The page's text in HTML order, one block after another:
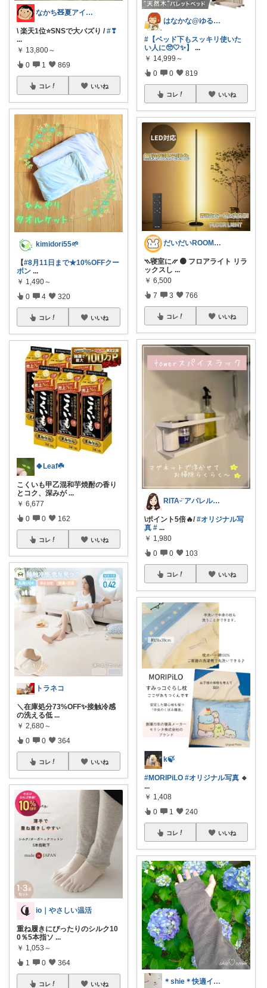
なかち🧸夏アイテム＆便利グッズ✨
\ 楽天1位⭐️SNSで大バズり /#❣
...
￥ 13,800～
0 1 869
コレ いいね
kimidori55🌱
【#8月11日まで★10%OFFクー
ポン ...
￥ 1,490～
0 4 320
コレ いいね
🍀Leaf☘️
こくいも甲乙混和芋焼酎の香り
とコク、深みが ...
￥ 6,677
0 0 162
コレ いいね
トラネコ
＼在庫処分73%OFF✨接触冷感
の洗える低 ...
￥ 2,680～
0 0 364
コレ いいね
io｜やさしい温活
重ね履きにぴったりのシルク10
0％5本指ソ ...
￥ 1,053～
1 0 364
コレ いいね
はなかな@ゆるふわ暮らし
#【ベッド下もスッキリ使いた
い人に🥺🤍✨】
...
￥ 14,999～
0 0 819
コレ いいね
だいだいROOM@整う暮らし｜インテリア
⳹寝室に⳼ 🟠 フロアライト リラ
ックスし ...
￥ 6,500
7 3 766
コレ いいね
RITAᵕ̈ アパレル👚｜キッズ👶
\ポイント5倍🔥/#オリジナル写
真 # ...
￥ 1,980
0 0 103
コレ いいね
k🍃
#MORIPiLO #オリジナル写真 🔹
...
￥ 1,408
0 1 240
コレ いいね
＊shie＊快適インテリア＆雑貨グッズ